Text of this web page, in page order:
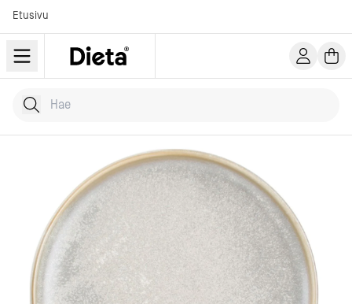
Etusivu
Hae tuotteita
Kirjoita hakusana...